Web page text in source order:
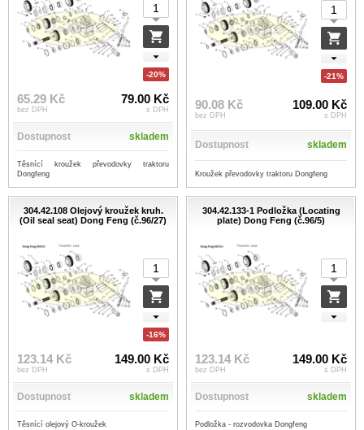
-20%
65.29 Kč
bez DPH
79.00 Kč
s DPH
Dostupnost skladem
Těsnící kroužek převodovky traktoru
Dongfeng
-21%
90.08 Kč
bez DPH
109.00 Kč
s DPH
Dostupnost skladem
Kroužek převodovky traktoru Dongfeng
304.42.108 Olejový kroužek kruh.
(Oil seal seat) Dong Feng (č.96/27)
-16%
123.14 Kč
bez DPH
149.00 Kč
s DPH
Dostupnost skladem
Těsnící olejový O-kroužek
304.42.133-1 Podložka (Locating
plate) Dong Feng (č.96/5)
123.14 Kč
bez DPH
149.00 Kč
s DPH
Dostupnost skladem
Podložka - rozvodovka Dongfeng